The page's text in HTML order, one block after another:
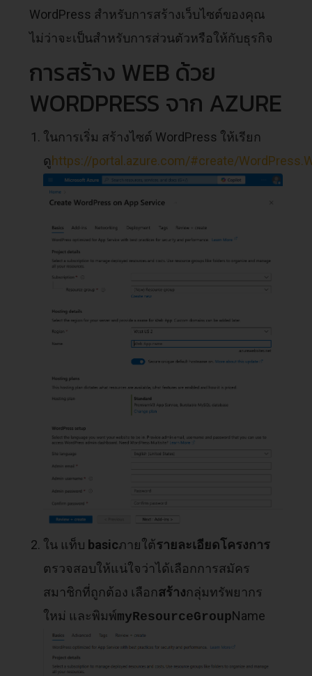
WordPress สำหรับการสร้างเว็บไซต์ของคุณ
ไม่ว่าจะเป็นสำหรับการส่วนตัวหรือให้กับธุรกิจ
การสร้าง WEB ด้วย
WORDPRESS จาก AZURE
ในการเริ่ม สร้างไซต์ WordPress ให้เรียก
ดู https://portal.azure.com/#create/
ใน แท็บ basicภายใต้รายละเอียดโครงการ
ตรวจสอบให้แน่ใจว่าได้เลือกการสมัคร
สมาชิกที่ถูกต้อง เลือกสร้างกลุ่มทรัพยากร
ใหม่ และพิมพ์myResourceGroupName